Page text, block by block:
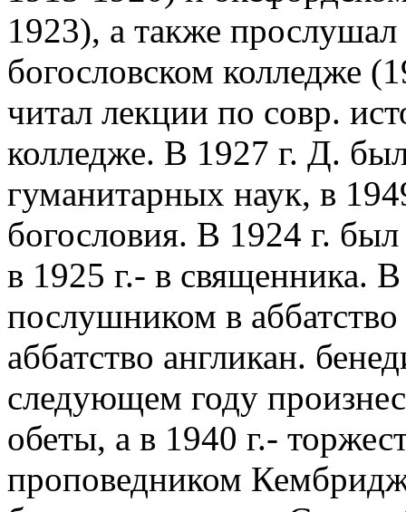
1923), а также
богословском колледже
читал лекции по совр.
колледже. В 1927 г. Д.
гуманитарных наук, в
богословия. В 1924 г.
в 1925 г.- в священника.
послушником в
аббатство англикан.
следующем году
обеты, а в 1940 г.-
проповедником